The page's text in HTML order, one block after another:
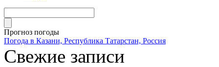
Прогноз погоды
Погода в Казани, Республика Татарстан, Россия
Свежие записи